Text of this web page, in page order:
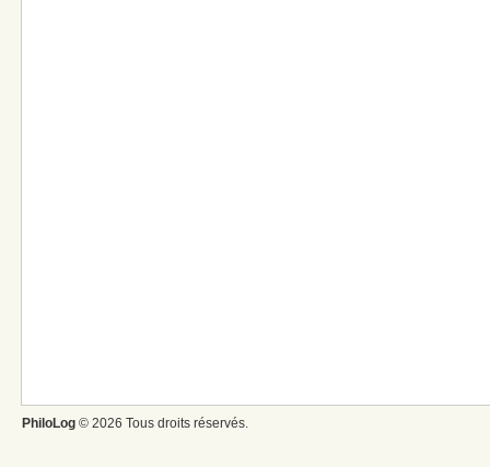
PhiloLog © 2026 Tous droits réservés.